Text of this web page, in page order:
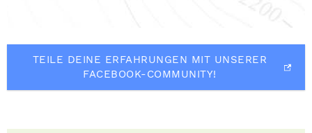
TEILE DEINE ERFAHRUNGEN MIT UNSERER
FACEBOOK-COMMUNITY!